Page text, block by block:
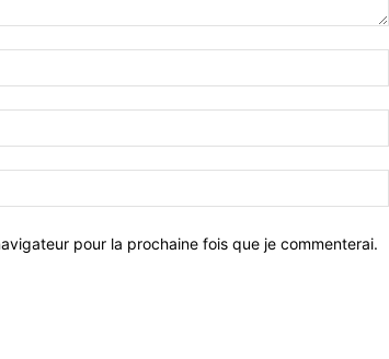
pour la prochaine fois que je commenterai.